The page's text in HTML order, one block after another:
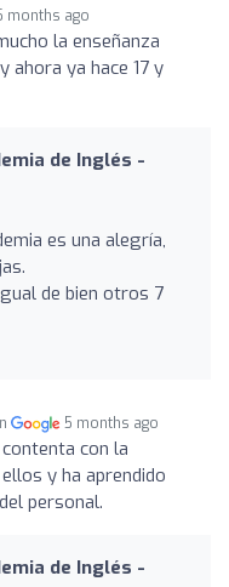
months ago
la enseñanza
ahora ya hace 17 y
de Inglés -
es una alegría,
de bien otros 7
5 months ago
con la
y ha aprendido
personal.
de Inglés -